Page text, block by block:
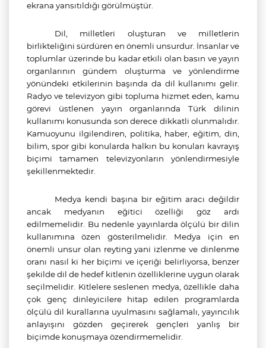
ekrana yansıtıldığı görülmüştür.
Dil, milletleri oluşturan ve milletlerin
birlikteliğini sürdüren en önemli unsurdur. İnsanlar ve
toplumlar üzerinde bu kadar etkili olan basın ve yayın
organlarının gündem oluşturma ve yönlendirme
yönündeki etkilerinin başında da dil kullanımı gelir.
Radyo ve televizyon gibi topluma hizmet eden, kamu
görevi üstlenen yayın organlarında Türk dilinin
kullanımı konusunda son derece dikkatli olunmalıdır.
Kamuoyunu ilgilendiren, politika, haber, eğitim, din,
bilim, spor gibi konularda halkın bu konuları kavrayış
biçimi tamamen televizyonların yönlendirmesiyle
şekillenmektedir.
Medya kendi başına bir eğitim aracı değildir
ancak medyanın eğitici özelliği göz ardı
edilmemelidir. Bu nedenle yayınlarda ölçülü bir dilin
kullanımına özen gösterilmelidir. Medya için en
önemli unsur olan reyting yani izlenme ve dinlenme
oranı nasıl ki her biçimi ve içeriği belirliyorsa, benzer
şekilde dil de hedef kitlenin özelliklerine uygun olarak
seçilmelidir. Kitlelere seslenen medya, özellikle daha
çok genç dinleyicilere hitap edilen programlarda
ölçülü dil kurallarına uyulmasını sağlamalı, yayıncılık
anlayışını gözden geçirerek gençleri yanlış bir
biçimde konuşmaya özendirmemelidir.